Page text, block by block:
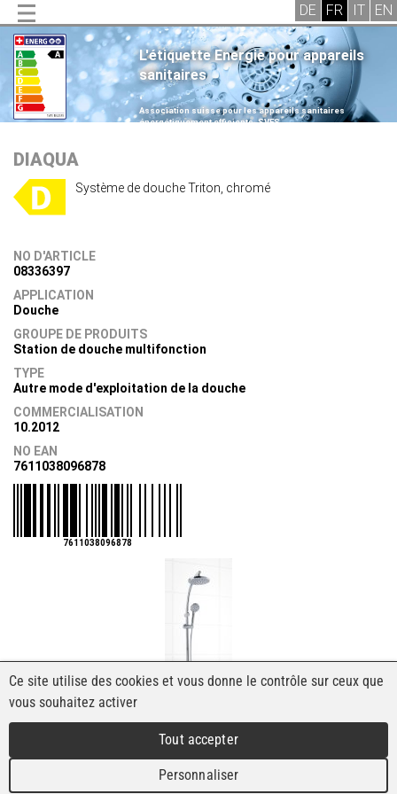
L'étiquette Energie pour appareils
sanitaires
.
Association suisse pour les appareils sanitaires
énergétiquement efficients, SVES
DIAQUA
Système de douche Triton, chromé
NO D'ARTICLE
08336397
APPLICATION
Douche
GROUPE DE PRODUITS
Station de douche multifonction
TYPE
Autre mode d'exploitation de la douche
COMMERCIALISATION
10.2012
NO EAN
7611038096878
7611038096878
Ce site utilise des cookies et vous donne le contrôle sur ceux que
vous souhaitez activer
Tout accepter
Personnaliser